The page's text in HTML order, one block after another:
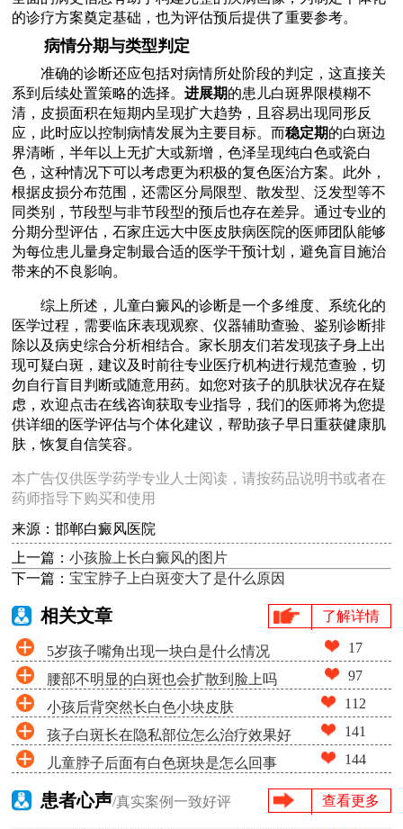
的诊疗方案奠定基础，也为评估预后提供了重要参考。
病情分期与类型判定
准确的诊断还应包括对病情所处阶段的判定，这直接关
系到后续处置策略的选择。进展期的患儿白斑界限模糊不
清，皮损面积在短期内呈现扩大趋势，且容易出现同形反
应，此时应以控制病情发展为主要目标。而稳定期的白斑边
界清晰，半年以上无扩大或新增，色泽呈现纯白色或瓷白
色，这种情况下可以考虑更为积极的复色医治方案。此外，
根据皮损分布范围，还需区分局限型、散发型、泛发型等不
同类别，节段型与非节段型的预后也存在差异。通过专业的
分期分型评估，石家庄远大中医皮肤病医院的医师团队能够
为每位患儿量身定制最合适的医学干预计划，避免盲目施治
带来的不良影响。
综上所述，儿童白癜风的诊断是一个多维度、系统化的
医学过程，需要临床表现观察、仪器辅助查验、鉴别诊断排
除以及病史综合分析相结合。家长朋友们若发现孩子身上出
现可疑白斑，建议及时前往专业医疗机构进行规范查验，切
勿自行盲目判断或随意用药。如您对孩子的肌肤状况存在疑
虑，欢迎点击在线咨询获取专业指导，我们的医师将为您提
供详细的医学评估与个体化建议，帮助孩子早日重获健康肌
肤，恢复自信笑容。
本广告仅供医学药学专业人士阅读，请按药品说明书或者在
药师指导下购买和使用
来源：邯郸白癜风医院
上一篇：小孩脸上长白癜风的图片
下一篇：宝宝脖子上白斑变大了是什么原因
相关文章 了解详情
5岁孩子嘴角出现一块白是什么情况 17
腰部不明显的白斑也会扩散到脸上吗 97
小孩后背突然长白色小块皮肤 112
孩子白斑长在隐私部位怎么治疗效果好 141
儿童脖子后面有白色斑块是怎么回事 144
患者心声/真实案例一致好评 查看更多